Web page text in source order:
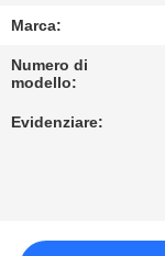
MAPPA
DEL
SITO
Marca:
Numero di
modello:
Evidenziare: